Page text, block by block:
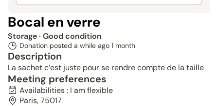
Bocal en verre
Storage· Good condition
Donation posted a while ago 1 month
Description
La sachet c’est juste pour se rendre compte de la taille
Meeting preferences
Availabilities : I am flexible
Paris, 75017